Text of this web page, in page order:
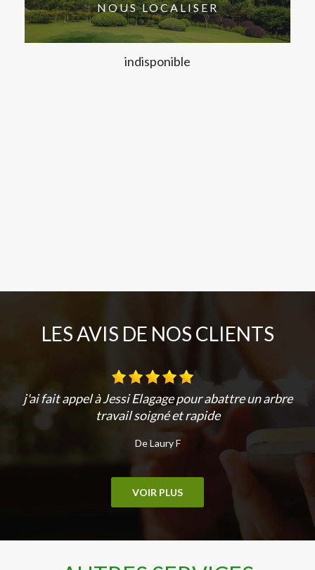
NOUS LOCALISER
indisponible
LES AVIS DE NOS CLIENTS
j'ai fait appel à Jessi Elagage pour abattre un arbre
travail soigné et rapide
De Laury F
VOIR PLUS